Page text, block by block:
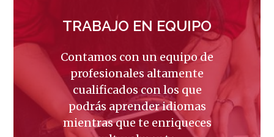
TRABAJO EN EQUIPO
Contamos con un equipo de
profesionales altamente
cualificados con los que
podrás aprender idiomas
mientras que te enriqueces